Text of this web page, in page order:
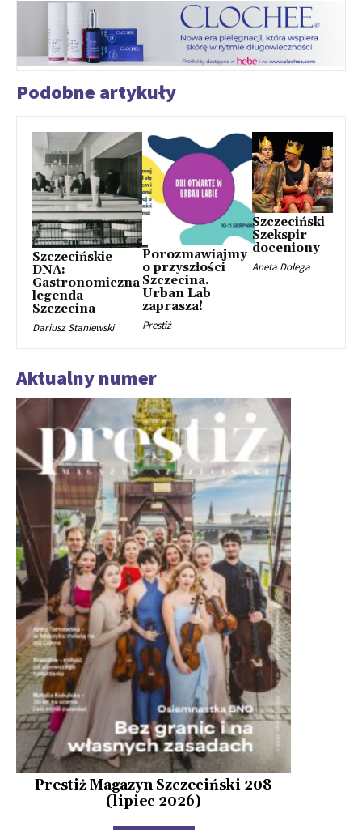
Podobne artykuły
Szczecińskie
DNA:
Gastronomiczna
legenda
Szczecina
Dariusz Staniewski
Porozmawiajmy
o przyszłości
Szczecina.
Urban Lab
zaprasza!
Prestiż
Szczeciński
Szekspir
doceniony
Aneta Dolega
Aktualny numer
Prestiż Magazyn Szczeciński 208
(lipiec 2026)